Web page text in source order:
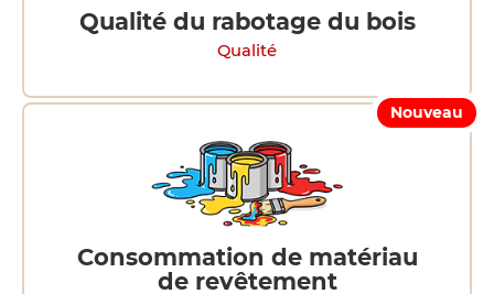
Qualité du rabotage du bois
Qualité
Nouveau
Consommation de matériau
de revêtement